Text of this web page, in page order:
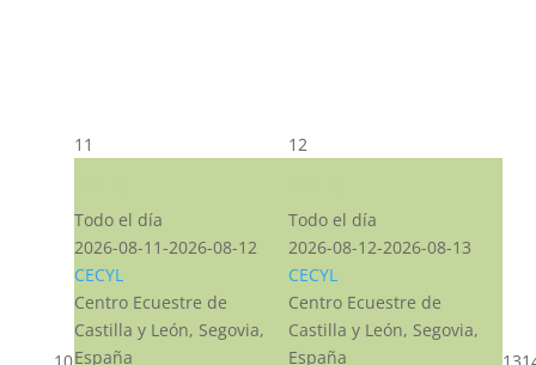
11
Todo el día
2026-08-11-2026-08-12
CECYL
Centro Ecuestre de
Castilla y León, Segovia,
España
12
Todo el día
2026-08-12-2026-08-13
CECYL
Centro Ecuestre de
Castilla y León, Segovia,
España